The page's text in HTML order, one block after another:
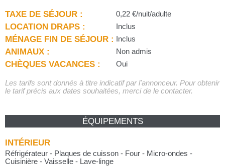
TAXE DE SÉJOUR : 0,22 €/nuit/adulte
LOCATION DRAPS : Inclus
MÉNAGE FIN DE SÉJOUR : Inclus
ANIMAUX : Non admis
CHÈQUES VACANCES : Oui
Les tarifs sont donnés à titre indicatif par l'annonceur. Pour obtenir
le tarif précis aux dates souhaitées, merci de le contacter.
ÉQUIPEMENTS
INTÉRIEUR
Réfrigérateur - Plaques de cuisson - Four - Micro-ondes -
Cuisinière - Vaisselle - Lave-linge